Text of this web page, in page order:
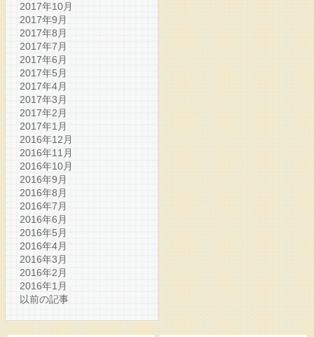
2017年10月
2017年9月
2017年8月
2017年7月
2017年6月
2017年5月
2017年4月
2017年3月
2017年2月
2017年1月
2016年12月
2016年11月
2016年10月
2016年9月
2016年8月
2016年7月
2016年6月
2016年5月
2016年4月
2016年3月
2016年2月
2016年1月
以前の記事